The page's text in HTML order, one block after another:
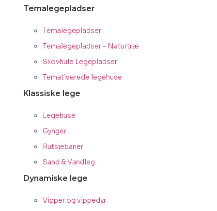
Temalegepladser
Temalegepladser
Temalegepladser - Naturtræ
Skovhule Legepladser
Tematiserede legehuse
Klassiske lege
Legehuse
Gynger
Rutsjebaner
Sand & Vandleg
Dynamiske lege
Vipper og vippedyr